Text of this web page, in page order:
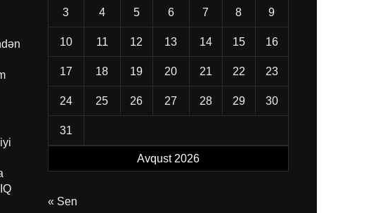
Avqust 2026
3 4 5 6 7 8 9
10 11 12 13 14 15 16
17 18 19 20 21 22 23
24 25 26 27 28 29 30
31
« Sen